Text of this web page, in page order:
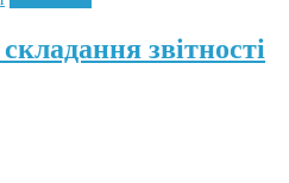
звітності